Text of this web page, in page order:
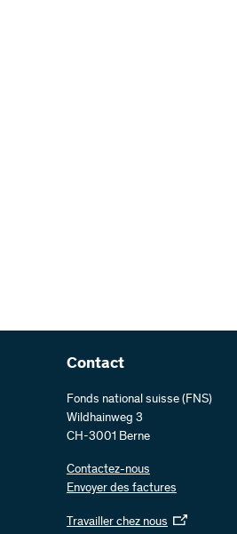
Contact
Fonds national suisse (FNS)
Wildhainweg 3
CH-3001 Berne
Contactez-nous
Envoyer des factures
Travailler chez nous